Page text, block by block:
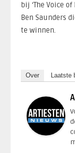
bij ‘The Voice
Ben Saunders
te winnen.
Over Laatste